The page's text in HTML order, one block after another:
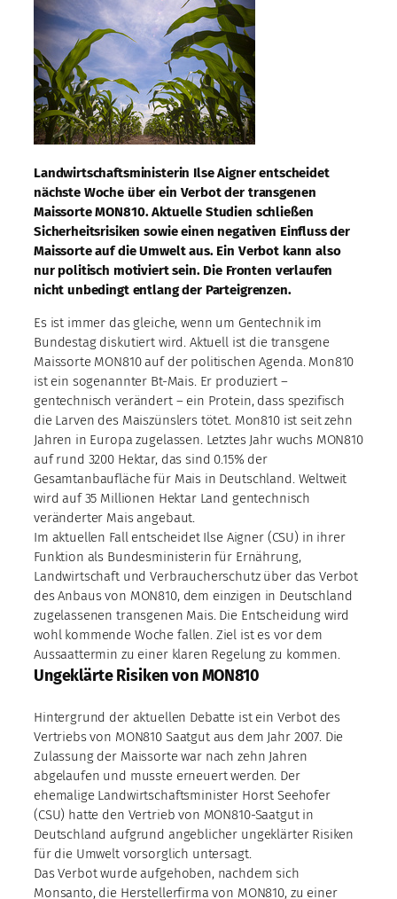
Landwirtschaftsministerin Ilse Aigner entscheidet
nächste Woche über ein Verbot der transgenen
Maissorte MON810. Aktuelle Studien schließen
Sicherheitsrisiken sowie einen negativen Einfluss der
Maissorte auf die Umwelt aus. Ein Verbot kann also
nur politisch motiviert sein. Die Fronten verlaufen
nicht unbedingt entlang der Parteigrenzen.
Es ist immer das gleiche, wenn um Gentechnik im
Bundestag diskutiert wird. Aktuell ist die transgene
Maissorte MON810 auf der politischen Agenda. Mon810
ist ein sogenannter Bt-Mais. Er produziert –
gentechnisch verändert – ein Protein, dass spezifisch
die Larven des Maiszünslers tötet. Mon810 ist seit zehn
Jahren in Europa zugelassen. Letztes Jahr wuchs MON810
auf rund 3200 Hektar, das sind 0.15% der
Gesamtanbaufläche für Mais in Deutschland. Weltweit
wird auf 35 Millionen Hektar Land gentechnisch
veränderter Mais angebaut.
Im aktuellen Fall entscheidet Ilse Aigner (CSU) in ihrer
Funktion als Bundesministerin für Ernährung,
Landwirtschaft und Verbraucherschutz über das Verbot
des Anbaus von MON810, dem einzigen in Deutschland
zugelassenen transgenen Mais. Die Entscheidung wird
wohl kommende Woche fallen. Ziel ist es vor dem
Aussaattermin zu einer klaren Regelung zu kommen.
Ungeklärte Risiken von MON810
Hintergrund der aktuellen Debatte ist ein Verbot des
Vertriebs von MON810 Saatgut aus dem Jahr 2007. Die
Zulassung der Maissorte war nach zehn Jahren
abgelaufen und musste erneuert werden. Der
ehemalige Landwirtschaftsminister Horst Seehofer
(CSU) hatte den Vertrieb von MON810-Saatgut in
Deutschland aufgrund angeblicher ungeklärter Risiken
für die Umwelt vorsorglich untersagt.
Das Verbot wurde aufgehoben, nachdem sich
Monsanto, die Herstellerfirma von MON810, zu einer